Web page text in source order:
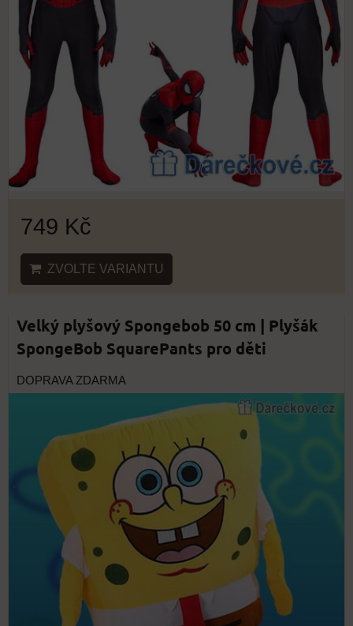
749 Kč
ZVOLTE VARIANTU
Velký plyšový Spongebob 50 cm | Plyšák
SpongeBob SquarePants pro děti
DOPRAVA ZDARMA